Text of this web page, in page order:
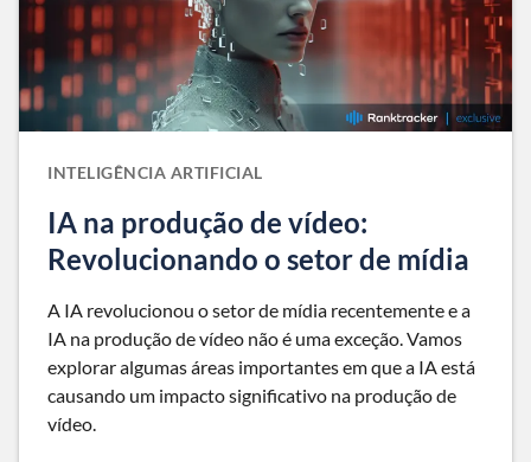
INTELIGÊNCIA ARTIFICIAL
IA na produção de vídeo:
Revolucionando o setor de mídia
A IA revolucionou o setor de mídia recentemente e a
IA na produção de vídeo não é uma exceção. Vamos
explorar algumas áreas importantes em que a IA está
causando um impacto significativo na produção de
vídeo.